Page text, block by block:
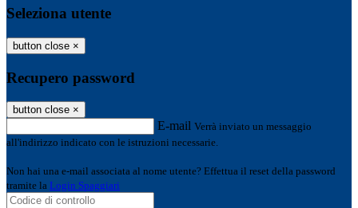
Seleziona utente
button close ×
Recupero password
button close ×
E-mail Verrà inviato un messaggio
all'indirizzo indicato con le istruzioni necessarie.
Non hai una e-mail associata al nome utente? Effettua il reset della password
tramite la Login Spaggiari